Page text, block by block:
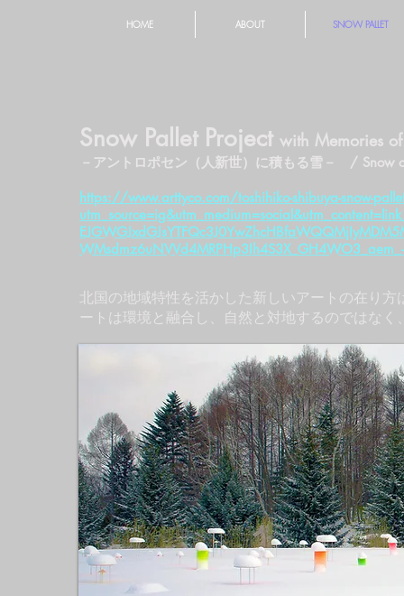
HOME ABOUT SNOW PALLET
Snow Pallet Project with Memories
－アントロポセン（人新世）に積もる雪－ / Snow
https://www.arttyco.com/toshihiko-shibuya-snow-
北国の地域特性を活かした新しいアートの在り
ートは環境と融合し、自然と対地するのではな
I strive to create artworks that resonate with
Northern climate, with its heavy snowfalls. Art in
should be. There’s nothing we can do to tame
use it cleverly.